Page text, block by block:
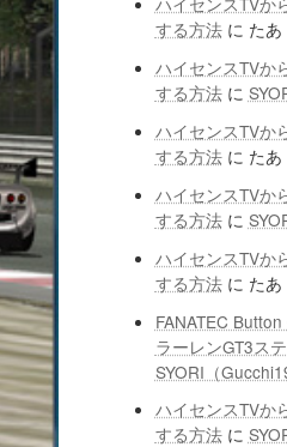
する方法に たあ
ハイセンスTVか
する方法に
ハイセンスTVか
する方法に たあ
ハイセンスTVか
する方法に
ハイセンスTVか
する方法に たあ
FANATEC
ラーレンGT3ス
SYORI（
ハイセンスTVか
する方法に